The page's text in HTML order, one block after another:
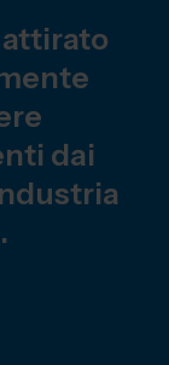
attirato
dai